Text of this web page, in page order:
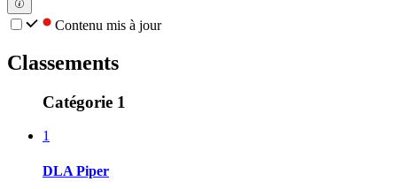
Contenu mis à jour
Classements
Catégorie 1
1
DLA Piper